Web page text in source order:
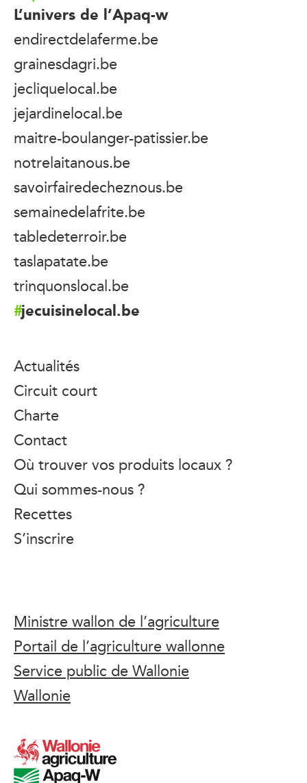
L’univers de l’Apaq-w
endirectdelaferme.be
grainesdagri.be
jecliquelocal.be
jejardinelocal.be
maitre-boulanger-patissier.be
notrelaitanous.be
savoirfairedecheznous.be
semainedelafrite.be
tabledeterroir.be
taslapatate.be
trinquonslocal.be
jecuisinelocal.be
Actualités
Circuit court
Charte
Contact
Où trouver vos produits locaux ?
Qui sommes-nous ?
Recettes
S’inscrire
Ministre wallon de l’agriculture
Portail de l’agriculture wallonne
Service public de Wallonie
Wallonie